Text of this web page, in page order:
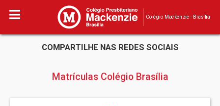
Colégio Mackenzie - Brasília
COMPARTILHE NAS REDES SOCIAIS
Matrículas Colégio Brasília